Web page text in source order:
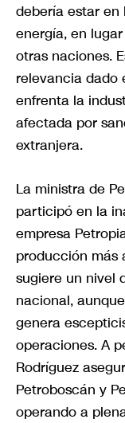
debería estar
energía, en
otras naciones.
relevancia dado
enfrenta la
afectada por
extranjera.
La ministra de
participó en la
empresa
producción más
sugiere un nivel
nacional,
genera
operaciones. A
Rodríguez
Petroboscán y
operando a